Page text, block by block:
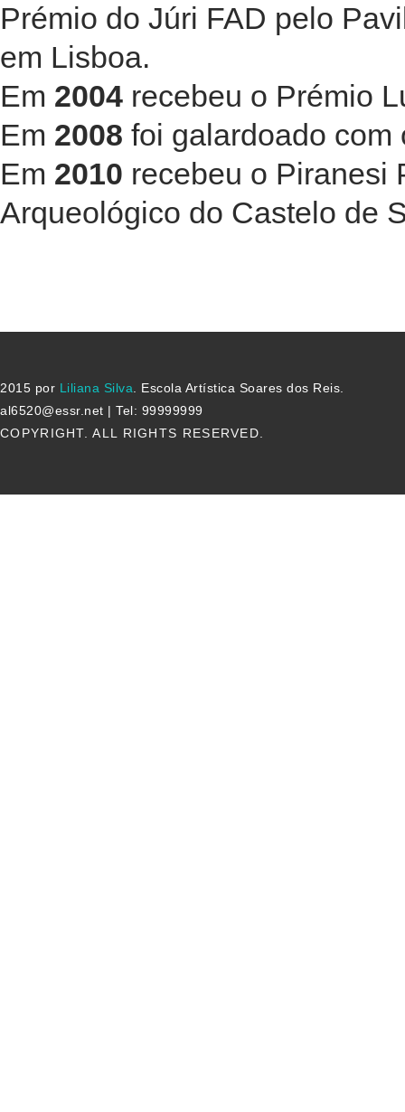
Prémio do Júri FAD pelo
em Lisboa.
Em 2004 recebeu o Prémio
Em 2008 foi galardoado com
Em 2010 recebeu o Piranesi
Arqueológico do Castelo de
2015 por Liliana Silva . Escola Artística Soares dos Reis.
al6520@essr.net | Tel: 99999999
COPYRIGHT. ALL RIGHTS RESERVED.